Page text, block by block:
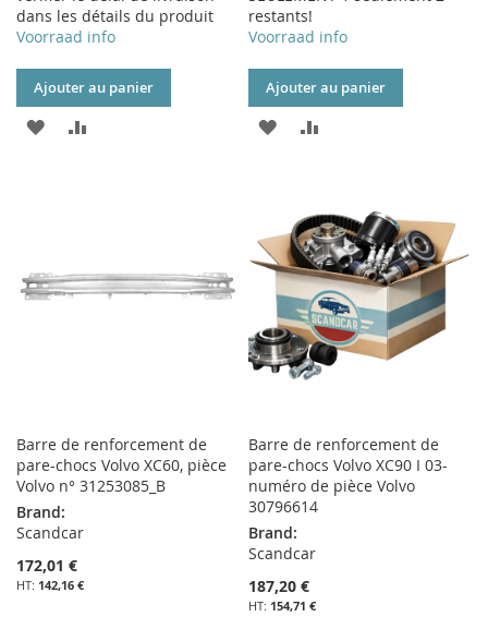
dans les détails du produit
Voorraad info
Ajouter au panier
AJOUTER
D’ENVIE
restants!
Voorraad info
Ajouter au panier
AJOUTER
LISTE
D’ENVIE
Barre de renforcement de
pare-chocs Volvo XC60, pièce
Volvo n° 31253085_B
Brand:
Scandcar
172,01 €
142,16 €
Barre de renforcement de
pare-chocs Volvo XC90 I 03-
numéro de pièce Volvo
30796614
Brand:
Scandcar
187,20 €
154,71 €